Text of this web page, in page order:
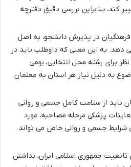
کند، بنابراین بررسی دقیق دفترچه
فرهنگیان در پذیرش دانشجو، به اصل
دهد. به این معنی که داوطلب باید در
برای رشته محل انتخابی، بومی
به دلیل نیاز هر استان به معلمان
باید از سلامت کامل جسمی و روانی
پزشکی مرحله مصاحبه، مورد
شرایط جسمی و روانی خاص می تواند
تابعیت جمهوری اسلامی ایران، نداشتن